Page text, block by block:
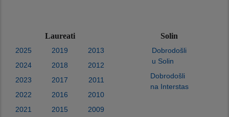
Laureati
2025
2024
2023
2022
2021
2019
2018
2017
2016
2015
2013
2012
2011
2010
2009
Solin
Dobrodošli
u Solin
Dobrodošli
na Interstas